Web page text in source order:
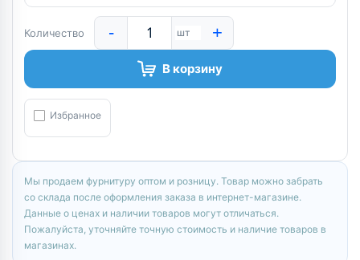
Количество - шт +
В корзину
Избранное
Мы продаем фурнитуру оптом и розницу. Товар можно забрать
со склада после оформления заказа в интернет-магазине.
Данные о ценах и наличии товаров могут отличаться.
Пожалуйста, уточняйте точную стоимость и наличие товаров в
магазинах.